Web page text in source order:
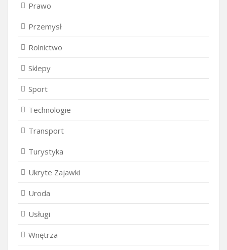
Prawo
Przemysł
Rolnictwo
Sklepy
Sport
Technologie
Transport
Turystyka
Ukryte Zajawki
Uroda
Usługi
Wnętrza